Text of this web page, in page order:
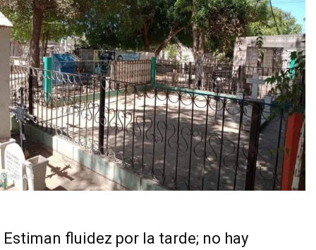
Estiman fluidez por la tarde; no hay